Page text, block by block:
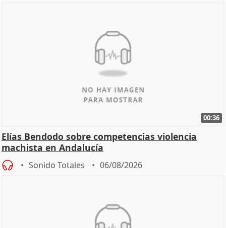
00:36
Elías Bendodo sobre competencias violencia
machista en Andalucía
Sonido Totales 06/08/2026